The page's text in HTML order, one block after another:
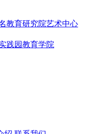
教育研究院艺术中心
践园教育学院